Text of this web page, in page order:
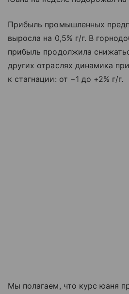
Прибыль промышленных
выросла на 0,5% г/г. В
прибыль продолжила
других отраслях динамика
к стагнации: от −1 до +2% г/г.
Мы полагаем, что курс юаня